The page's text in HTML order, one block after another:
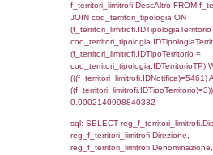
WHERE
sql: SELECT
FROM